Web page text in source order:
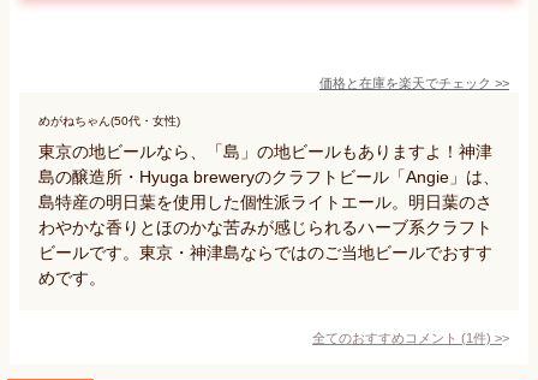
価格と在庫を楽天でチェック >>
めがねちゃん(50代・女性)
東京の地ビールなら、「島」の地ビールもありますよ！神津
島の醸造所・Hyuga breweryのクラフトビール「Angie」は、
島特産の明日葉を使用した個性派ライトエール。明日葉のさ
わやかな香りとほのかな苦みが感じられるハーブ系クラフト
ビールです。東京・神津島ならではのご当地ビールでおすす
めです。
全てのおすすめコメント (1件) >